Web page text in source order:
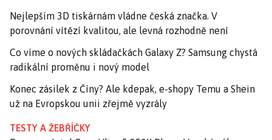
Nejlepším 3D tiskárnám vládne česká značka. V
porovnání vítězí kvalitou, ale levná rozhodně není
Co víme o nových skládačkách Galaxy Z? Samsung chystá
radikální proměnu i nový model
Konec zásilek z Číny? Ale kdepak, e-shopy Temu a Shein
už na Evropskou unii zřejmě vyzrály
TESTY A ŽEBŘÍČKY